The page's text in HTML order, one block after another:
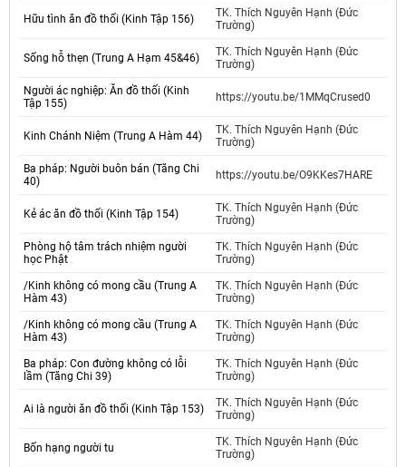
Hữu tình ăn đồ thối (Kinh Tập 156)
TK. Thích Nguyên Hạnh (Đức
Trường)
Sống hỗ thẹn (Trung A Hạm 45&46)
TK. Thích Nguyên Hạnh (Đức
Trường)
Người ác nghiệp: Ăn đồ thối (Kinh
Tập 155)
https://youtu.be/1MMqCrused0
Kinh Chánh Niệm (Trung A Hàm 44)
TK. Thích Nguyên Hạnh (Đức
Trường)
Ba pháp: Người buôn bán (Tăng Chi
40)
https://youtu.be/O9KKes7HARE
Kẻ ác ăn đồ thối (Kinh Tập 154)
TK. Thích Nguyên Hạnh (Đức
Trường)
Phòng hộ tâm trách nhiệm người
học Phật
TK. Thích Nguyên Hạnh (Đức
Trường)
/Kinh không có mong cầu (Trung A
Hàm 43)
TK. Thích Nguyên Hạnh (Đức
Trường)
/Kinh không có mong cầu (Trung A
Hàm 43)
TK. Thích Nguyên Hạnh (Đức
Trường)
Ba pháp: Con đường không có lỗi
lầm (Tăng Chi 39)
TK. Thích Nguyên Hạnh (Đức
Trường)
Ai là người ăn đồ thối (Kinh Tập 153)
TK. Thích Nguyên Hạnh (Đức
Trường)
Bốn hạng người tu
TK. Thích Nguyên Hạnh (Đức
Trường)